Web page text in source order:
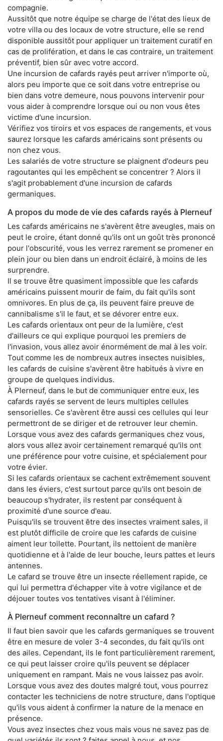
compagnie.
Aussitôt que notre équipe se charge de l'état des lieux de
votre villa ou des locaux de votre structure, elle se rend
disponible aussitôt pour appliquer un traitement curatif en
cas de prolifération, et dans le cas contraire, un traitement
préventif, bien sûr avec votre accord.
Une incursion de cafards rayés peut arriver n'importe où,
alors peu importe que ce soit dans votre entreprise ou
bien dans votre demeure, nous pouvons intervenir pour
vous aider à comprendre lorsque oui ou non vous êtes
victime d'une incursion.
Vérifiez vos tiroirs et vos espaces de rangements, et vous
saurez lorsque les cafards américains sont présents ou
non chez vous.
Les salariés de votre structure se plaignent d'odeurs peu
ragoutantes qui les empêchent se concentrer ? Alors il
s'agit probablement d'une incursion de cafards
germaniques.
A propos du mode de vie des cafards rayés à Plerneuf
Les cafards américains ne s'avèrent être aveugles, mais on
peut le croire, étant donné qu'ils ont un goût très prononcé
pour l'obscurité, vous les verrez rarement se promener en
plein jour ou bien dans un endroit éclairé, à moins de les
surprendre.
Il se trouve être quasiment impossible que les cafards
américains puissent mourir de faim, du fait qu'ils sont
omnivores. En plus de ça, ils peuvent faire preuve de
cannibalisme s'il le faut, et se dévorer entre eux.
Les cafards orientaux ont peur de la lumière, c'est
d'ailleurs ce qui explique pourquoi les premiers de
l'invasion, vous allez avoir énormément de mal à les voir.
Tout comme les de nombreux autres insectes nuisibles,
les cafards de cuisine s'avèrent être habitués à vivre en
groupe de quelques individus.
À Plerneuf, dans le but de communiquer entre eux, les
cafards rayés se servent de leurs multiples cellules
sensorielles. Ce s'avèrent être aussi ces cellules qui leur
permettront de se diriger et de retrouver leur chemin.
Lorsque vous avez des cafards germaniques chez vous,
alors vous allez avoir certainement remarqué qu'ils ont
une préférence pour votre cuisine, et spécialement pour
votre évier.
Si les cafards orientaux se cachent extrêmement souvent
dans les éviers, c'est surtout parce qu'ils ont besoin de
beaucoup s'hydrater, ils restent par conséquent à
proximité d'une source d'eau.
Puisqu'ils se trouvent être des insectes vraiment sales, il
est plutôt difficile de croire que les cafards de cuisine
aiment leur toilette. Pourtant, ils nettoient de manière
quotidienne et à l'aide de leur bouche, leurs pattes et leurs
antennes.
Le cafard se trouve être un insecte réellement rapide, ce
qui lui permettra d'échapper vite à votre vigilance et de
déjouer toutes vos tentatives visant à l'éliminer.
À Plerneuf comment reconnaître un cafard ?
Il faut bien savoir que les cafards germaniques se trouvent
être en mesure de voler 3-4 secondes, du fait qu'ils ont
des ailes. Cependant, ils le font particulièrement rarement,
ce qui peut laisser croire qu'ils peuvent se déplacer
uniquement en rampant. Mais ne vous laissez pas avoir.
Lorsque vous avez des doutes malgré tout, vous pourrez
contacter les techniciens de notre structure, dans l'optique
qu'ils vous aident à confirmer la nature de la menace en
présence.
Vous avez insectes chez vous mais vous ne savez pas de